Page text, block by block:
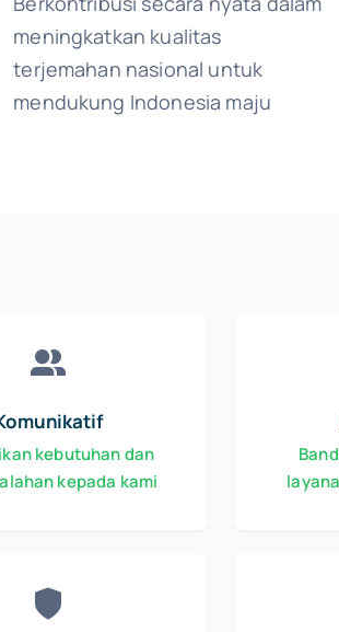
meningkatkan kualitas
terjemahan nasional untuk
mendukung Indonesia maju
kebutuhan dan
kepada kami